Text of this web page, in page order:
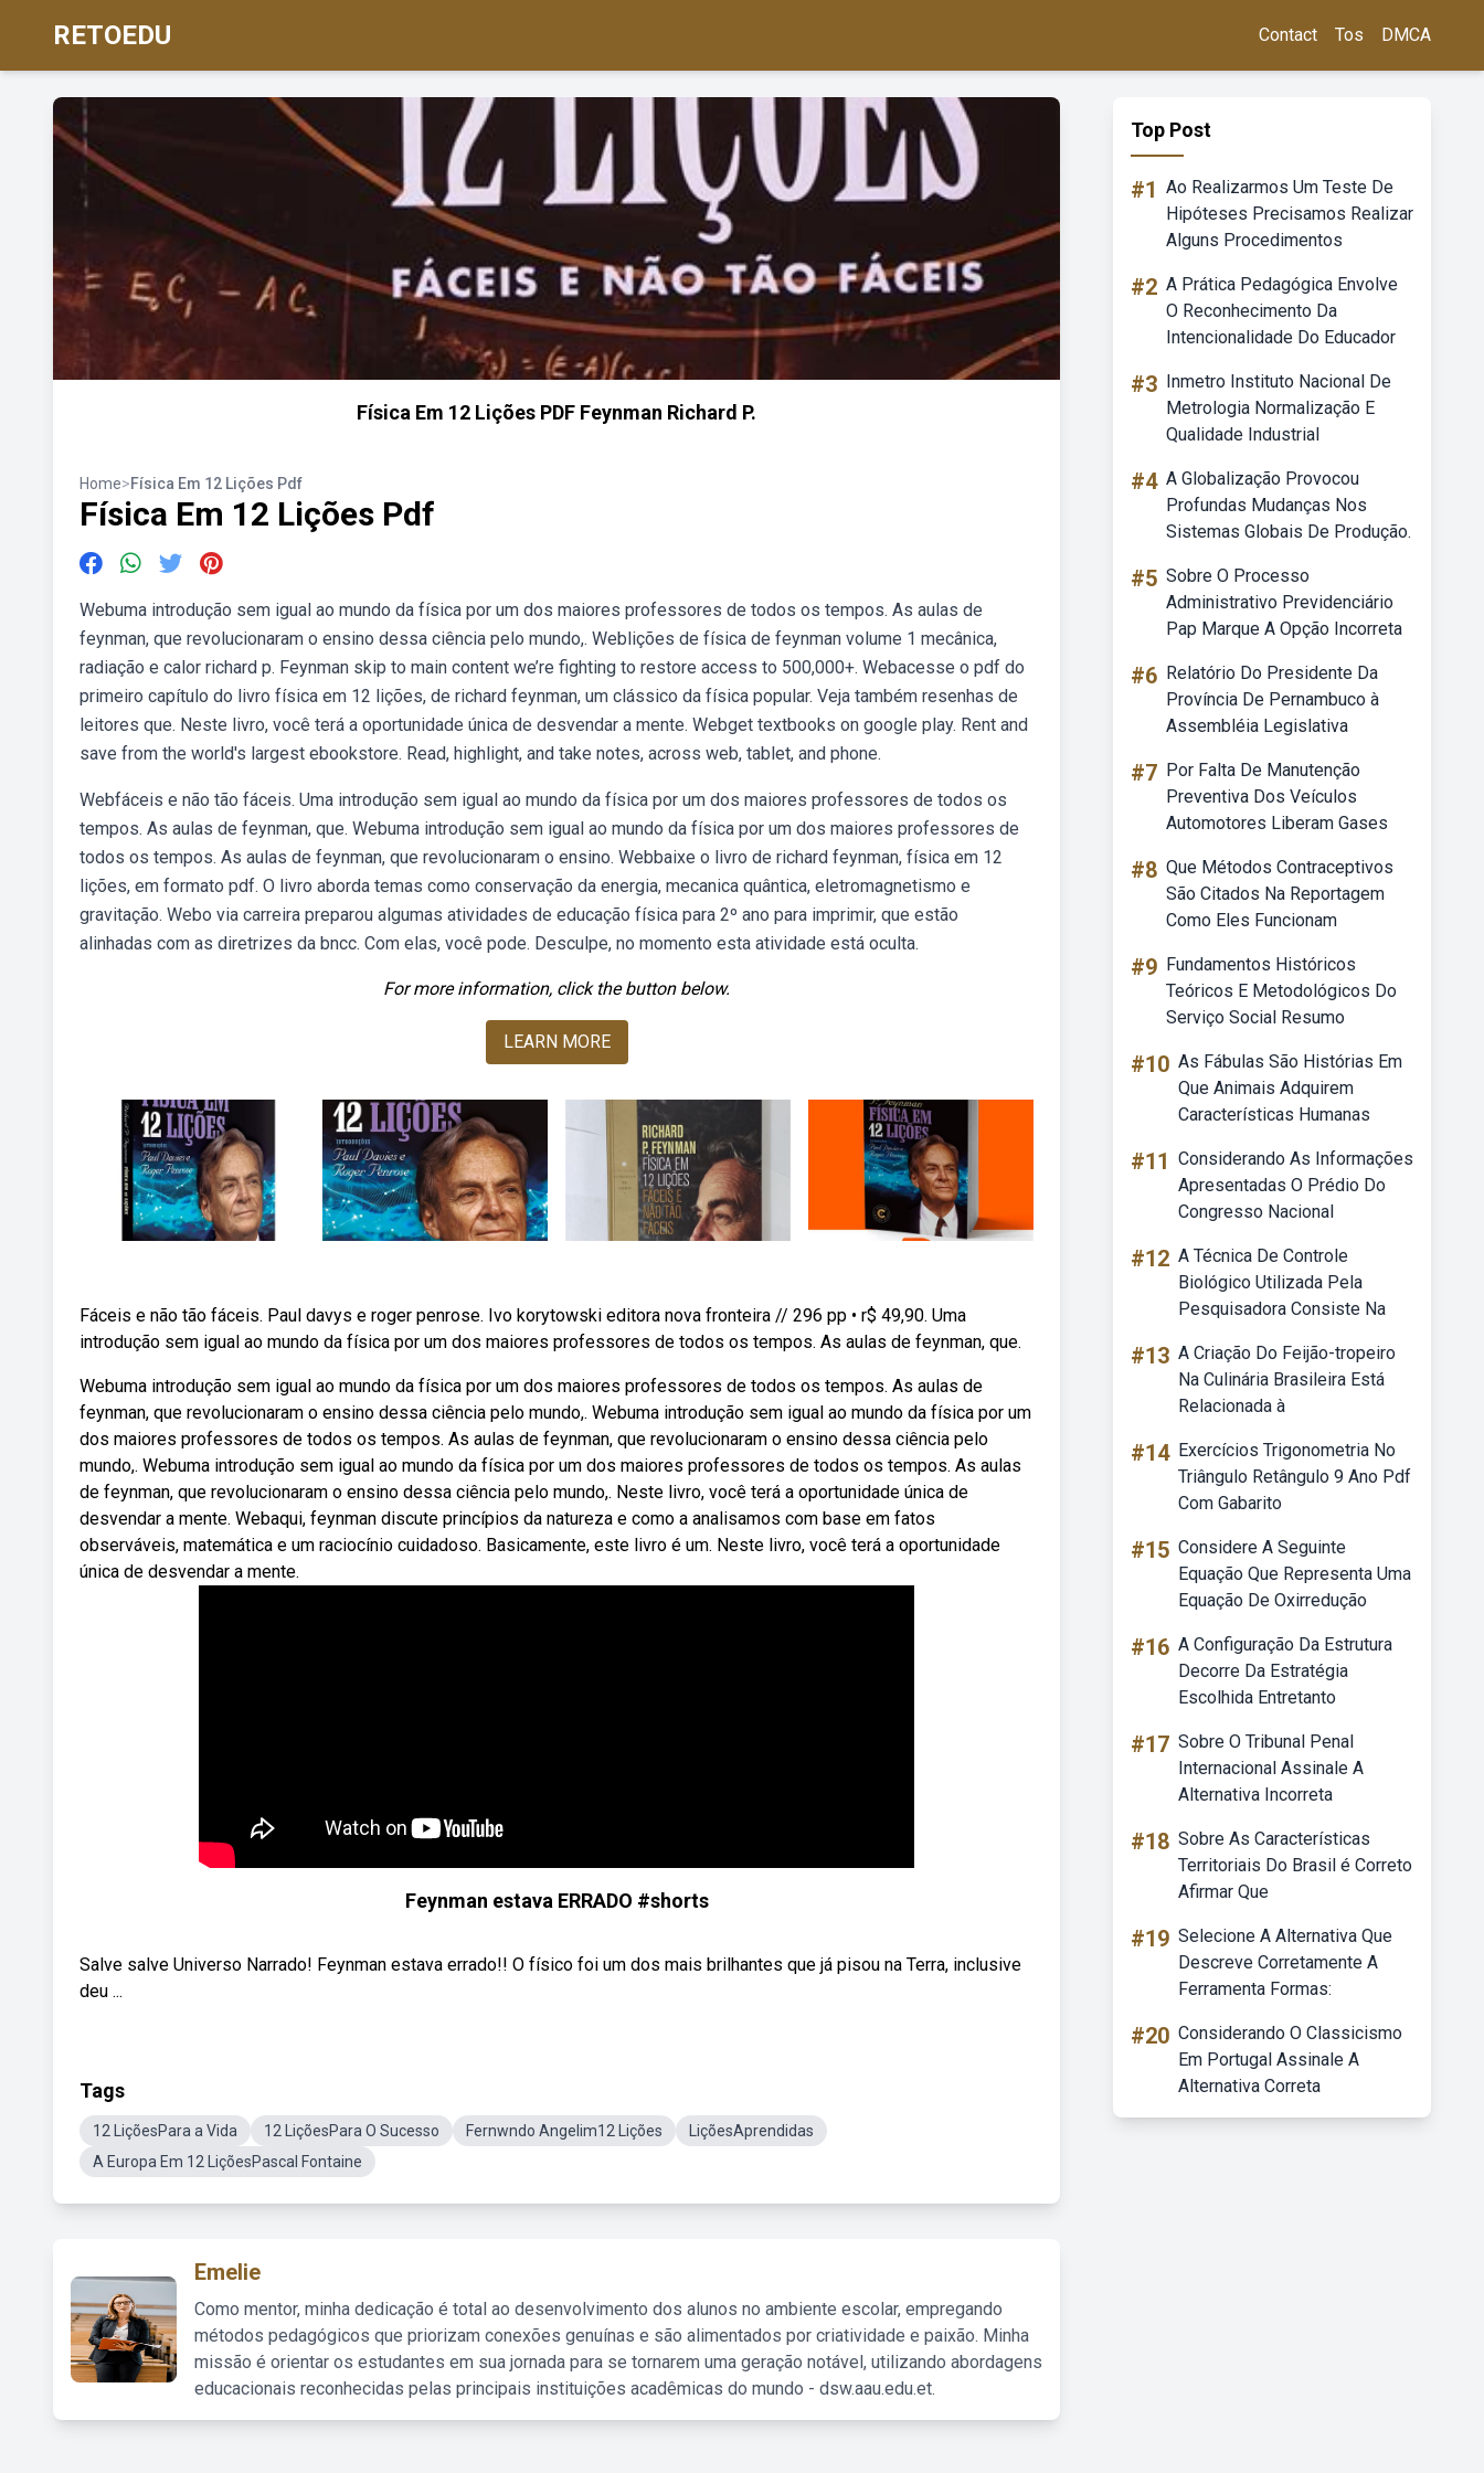
RETOEDU Contact Tos DMCA
Física Em 12 Lições PDF Feynman Richard P.
Home>Física Em 12 Lições Pdf
Física Em 12 Lições Pdf
Webuma introdução sem igual ao mundo da física por um dos maiores professores de todos os tempos. As aulas de
feynman, que revolucionaram o ensino dessa ciência pelo mundo,. Weblições de física de feynman volume 1 mecânica,
radiação e calor richard p. Feynman skip to main content we’re fighting to restore access to 500,000+. Webacesse o pdf do
primeiro capítulo do livro física em 12 lições, de richard feynman, um clássico da física popular. Veja também resenhas de
leitores que. Neste livro, você terá a oportunidade única de desvendar a mente. Webget textbooks on google play. Rent and
save from the world's largest ebookstore. Read, highlight, and take notes, across web, tablet, and phone.
Webfáceis e não tão fáceis. Uma introdução sem igual ao mundo da física por um dos maiores professores de todos os
tempos. As aulas de feynman, que. Webuma introdução sem igual ao mundo da física por um dos maiores professores de
todos os tempos. As aulas de feynman, que revolucionaram o ensino. Webbaixe o livro de richard feynman, física em 12
lições, em formato pdf. O livro aborda temas como conservação da energia, mecanica quântica, eletromagnetismo e
gravitação. Webo via carreira preparou algumas atividades de educação física para 2º ano para imprimir, que estão
alinhadas com as diretrizes da bncc. Com elas, você pode. Desculpe, no momento esta atividade está oculta.
For more information, click the button below.
LEARN MORE
Fáceis e não tão fáceis. Paul davys e roger penrose. Ivo korytowski editora nova fronteira // 296 pp • r$ 49,90. Uma
introdução sem igual ao mundo da física por um dos maiores professores de todos os tempos. As aulas de feynman, que.
Webuma introdução sem igual ao mundo da física por um dos maiores professores de todos os tempos. As aulas de
feynman, que revolucionaram o ensino dessa ciência pelo mundo,. Webuma introdução sem igual ao mundo da física por um
dos maiores professores de todos os tempos. As aulas de feynman, que revolucionaram o ensino dessa ciência pelo
mundo,. Webuma introdução sem igual ao mundo da física por um dos maiores professores de todos os tempos. As aulas
de feynman, que revolucionaram o ensino dessa ciência pelo mundo,. Neste livro, você terá a oportunidade única de
desvendar a mente. Webaqui, feynman discute princípios da natureza e como a analisamos com base em fatos
observáveis, matemática e um raciocínio cuidadoso. Basicamente, este livro é um. Neste livro, você terá a oportunidade
única de desvendar a mente.
Feynman estava ERRADO #shorts
Salve salve Universo Narrado! Feynman estava errado!! O físico foi um dos mais brilhantes que já pisou na Terra, inclusive
deu ...
Tags
12 LiçõesPara a Vida 12 LiçõesPara O Sucesso Fernwndo Angelim12 Lições
LiçõesAprendidas
A Europa Em 12 LiçõesPascal Fontaine
Emelie
Como mentor, minha dedicação é total ao desenvolvimento dos alunos no ambiente escolar, empregando
métodos pedagógicos que priorizam conexões genuínas e são alimentados por criatividade e paixão. Minha
missão é orientar os estudantes em sua jornada para se tornarem uma geração notável, utilizando abordagens
educacionais reconhecidas pelas principais instituições acadêmicas do mundo - dsw.aau.edu.et.
Top Post
#1 Ao Realizarmos Um Teste De
Hipóteses Precisamos Realizar
Alguns Procedimentos
#2 A Prática Pedagógica Envolve
O Reconhecimento Da
Intencionalidade Do Educador
#3 Inmetro Instituto Nacional De
Metrologia Normalização E
Qualidade Industrial
#4 A Globalização Provocou
Profundas Mudanças Nos
Sistemas Globais De Produção.
#5 Sobre O Processo
Administrativo Previdenciário
Pap Marque A Opção Incorreta
#6 Relatório Do Presidente Da
Província De Pernambuco à
Assembléia Legislativa
#7 Por Falta De Manutenção
Preventiva Dos Veículos
Automotores Liberam Gases
#8 Que Métodos Contraceptivos
São Citados Na Reportagem
Como Eles Funcionam
#9 Fundamentos Históricos
Teóricos E Metodológicos Do
Serviço Social Resumo
#10 As Fábulas São Histórias Em
Que Animais Adquirem
Características Humanas
#11 Considerando As Informações
Apresentadas O Prédio Do
Congresso Nacional
#12 A Técnica De Controle
Biológico Utilizada Pela
Pesquisadora Consiste Na
#13 A Criação Do Feijão-tropeiro
Na Culinária Brasileira Está
Relacionada à
#14 Exercícios Trigonometria No
Triângulo Retângulo 9 Ano Pdf
Com Gabarito
#15 Considere A Seguinte
Equação Que Representa Uma
Equação De Oxirredução
#16 A Configuração Da Estrutura
Decorre Da Estratégia
Escolhida Entretanto
#17 Sobre O Tribunal Penal
Internacional Assinale A
Alternativa Incorreta
#18 Sobre As Características
Territoriais Do Brasil é Correto
Afirmar Que
#19 Selecione A Alternativa Que
Descreve Corretamente A
Ferramenta Formas:
#20 Considerando O Classicismo
Em Portugal Assinale A
Alternativa Correta